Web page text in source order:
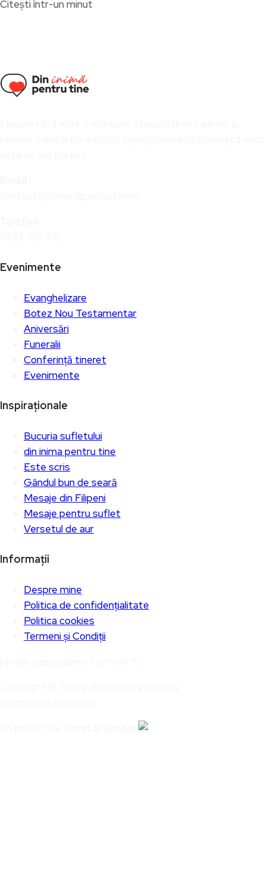
Citești într-un minut
Evenimente
Evanghelizare
Botez Nou Testamentar
Aniversări
Funeralii
Conferință tineret
Evenimente
Inspiraționale
Bucuria sufletului
din inima pentru tine
Este scris
Gândul bun de seară
Mesaje din Filipeni
Mesaje pentru suflet
Versetul de aur
Informații
Despre mine
Politica de confidențialitate
Politica cookies
Termeni și Condiții